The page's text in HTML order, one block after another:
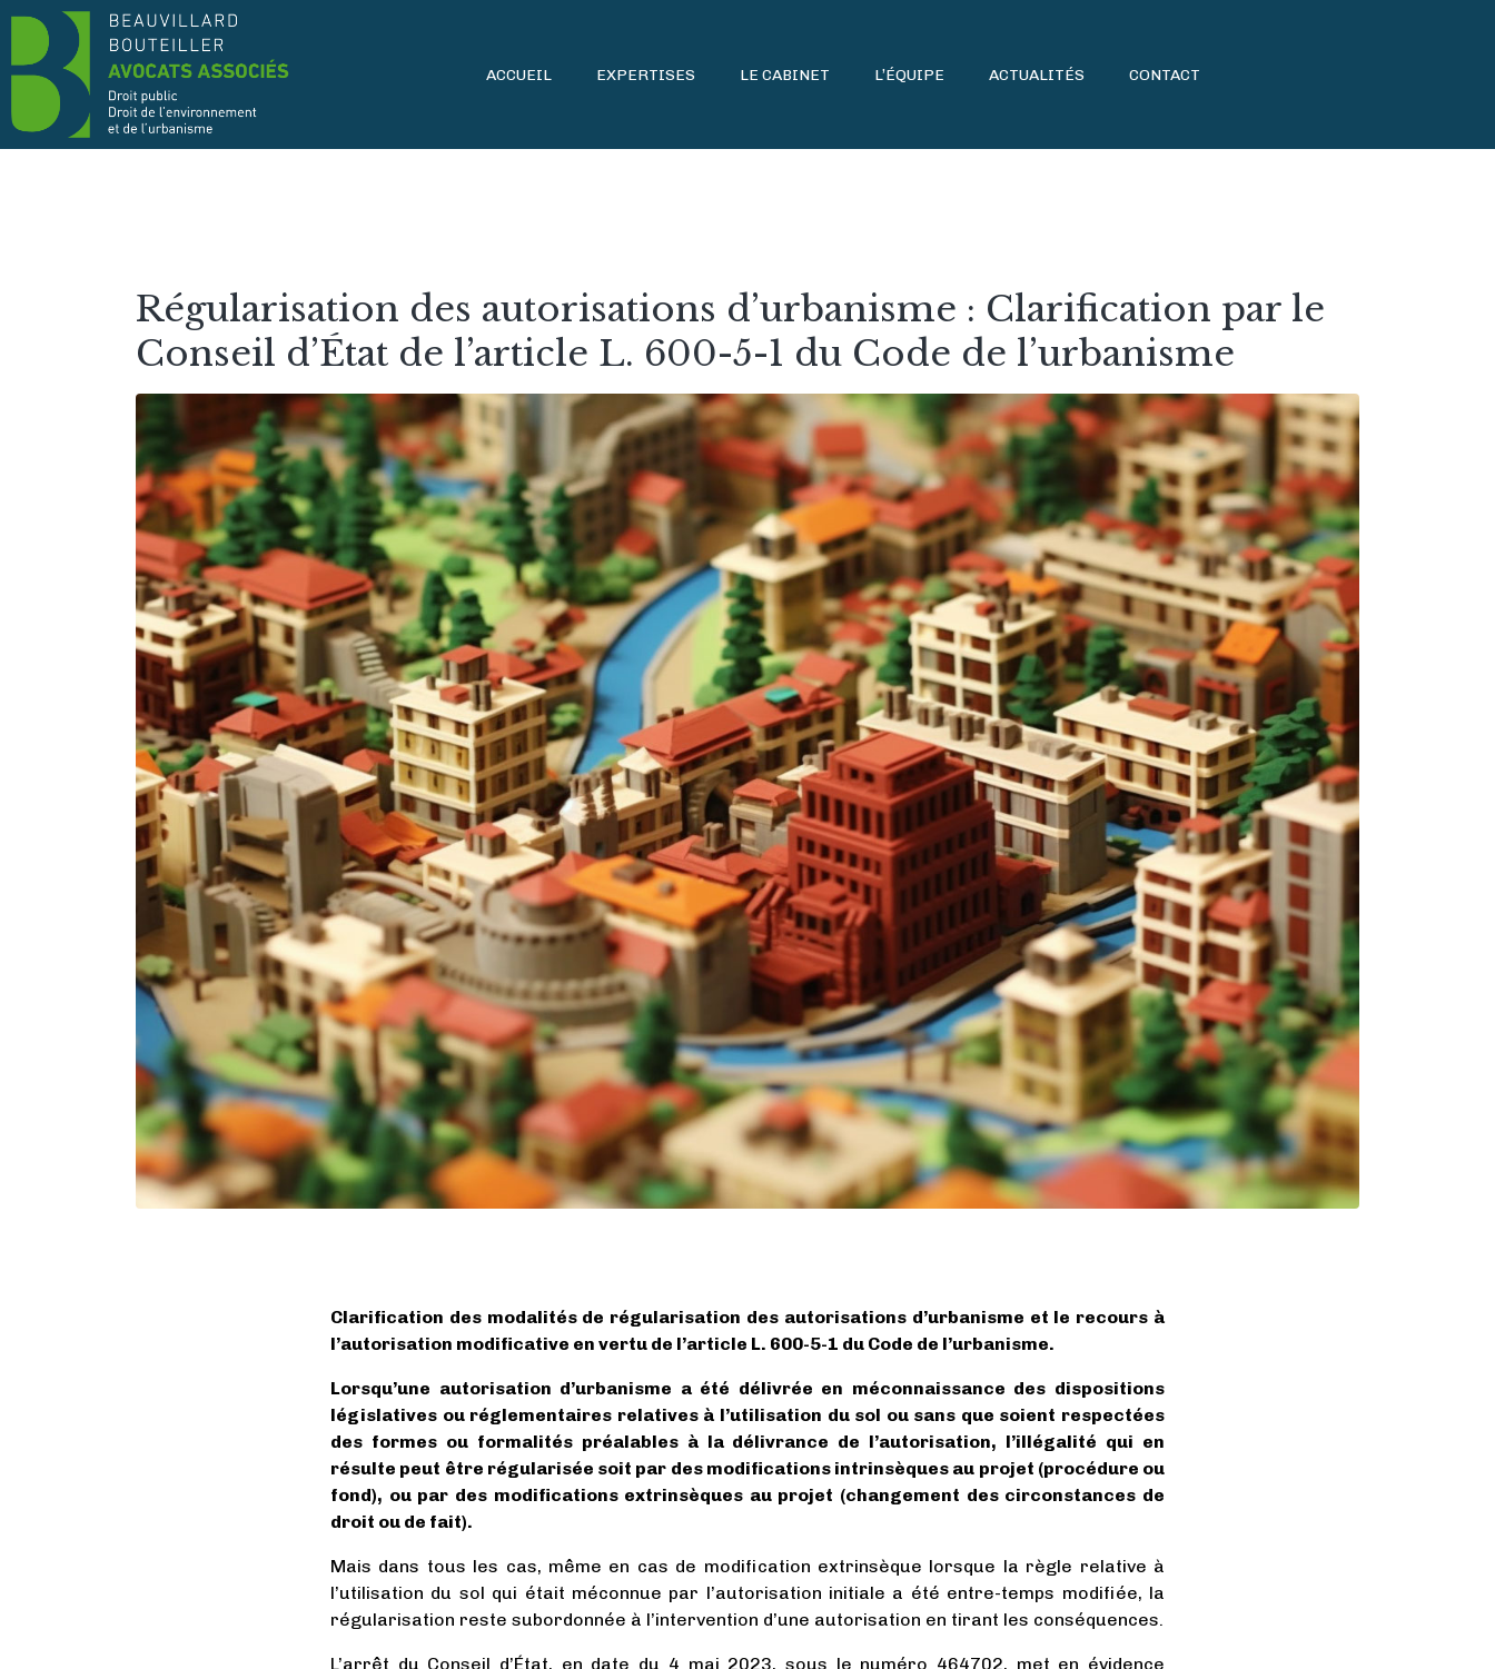
ACCUEIL EXPERTISES LE CABINET L’ÉQUIPE ACTUALITÉS CONTACT
Régularisation des autorisations d’urbanisme : Clarification par le
Conseil d’État de l’article L. 600-5-1 du Code de l’urbanisme
Clarification des modalités de régularisation des autorisations d’urbanisme et le recours à
l’autorisation modificative en vertu de l’article L. 600-5-1 du Code de l’urbanisme.
Lorsqu’une autorisation d’urbanisme a été délivrée en méconnaissance des dispositions
législatives ou réglementaires relatives à l’utilisation du sol ou sans que soient respectées
des formes ou formalités préalables à la délivrance de l’autorisation, l’illégalité qui en
résulte peut être régularisée soit par des modifications intrinsèques au projet (procédure ou
fond), ou par des modifications extrinsèques au projet (changement des circonstances de
droit ou de fait).
Mais dans tous les cas, même en cas de modification extrinsèque lorsque la règle relative à
l’utilisation du sol qui était méconnue par l’autorisation initiale a été entre-temps modifiée, la
régularisation reste subordonnée à l’intervention d’une autorisation en tirant les conséquences.
L’arrêt du Conseil d’État, en date du 4 mai 2023, sous le numéro 464702, met en évidence